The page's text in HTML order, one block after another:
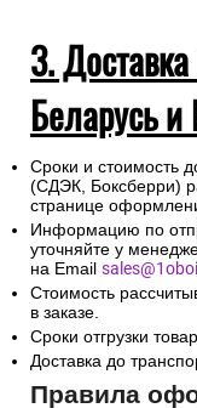
3.
Беларусь и
Сроки и стоимость
(СДЭК, Боксберри)
странице
Информацию по
уточняйте у
на Email
Стоимость
в заказе.
Сроки отгрузки
Доставка до
Правила